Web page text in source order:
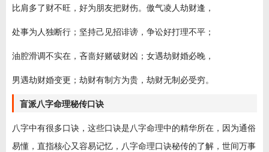
比肩多了财不旺，好为朋友把财伤。傲气凌人劫财逢，
处事为人独断行；坚持己见招诽谤，争讼好打理不平；
油腔滑调不实在，吝啬好赌破财凶；女遇劫财婚必晚，
男遇劫财婚变更；劫财有制方为贵，劫财无制必受穷。
盲派八字命理秘传口诀
八字中有很多口诀，这些口诀是八字命理中的精华所在，因为通俗
易懂，直指核心又容易记忆，八字命理口诀秘传的了解，世间万事